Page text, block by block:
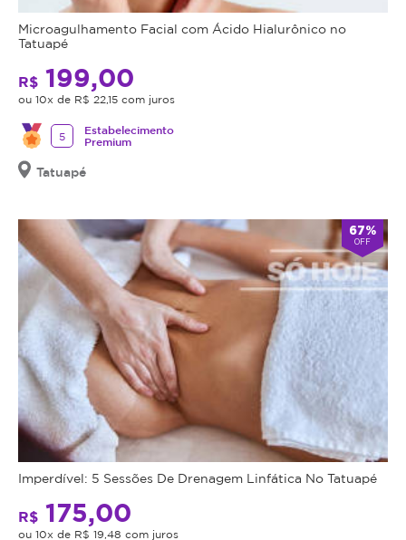
Microagulhamento Facial com Ácido Hialurônico no
Tatuapé
R$ 199,00
ou 10x de R$ 22,15 com juros
5
Estabelecimento
Premium
Tatuapé
67%
OFF
Imperdível: 5 Sessões De Drenagem Linfática No Tatuapé
R$ 175,00
ou 10x de R$ 19,48 com juros